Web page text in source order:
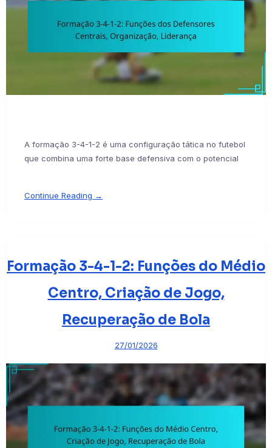
A formação 3-4-1-2 é uma configuração tática no futebol
que combina uma forte base defensiva com o potencial
Continue Reading →
Formação 3-4-1-2: Funções do Médio
Centro, Criação de Jogo,
Recuperação de Bola
27/01/2026